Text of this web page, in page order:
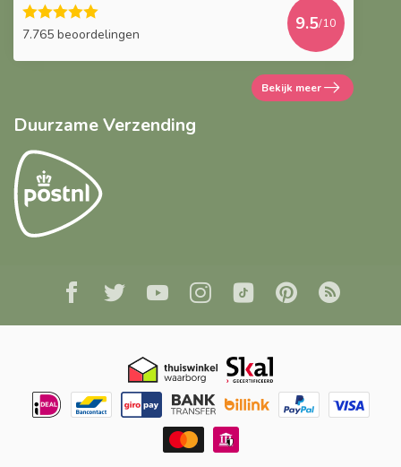
7.765 beoordelingen
9.5/10
Bekijk meer
Duurzame Verzending